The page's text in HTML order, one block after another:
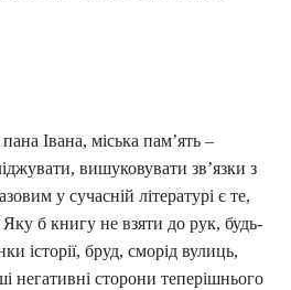
Івана, міська пам’ять –
вишуковувати зв’язки з
у сучасній літературі є те,
Яку б книгу не взяти до рук, будь-
історії, бруд, сморід вулиць,
негативні сторони теперішнього